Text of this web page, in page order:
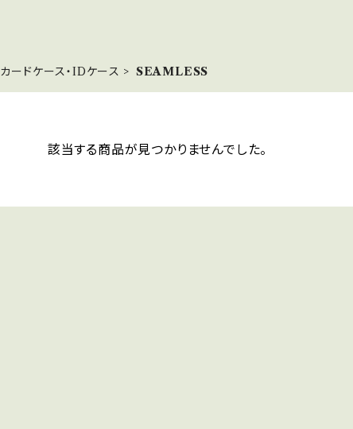
カードケース・IDケース SEAMLESS
該当する商品が見つかりませんでした。